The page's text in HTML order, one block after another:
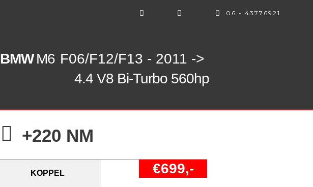
06 - 43776921
BMW M6 F06/F12/F13 - 2011 ->
4.4 V8 Bi-Turbo 560hp
+220 NM
KOPPEL €699,-